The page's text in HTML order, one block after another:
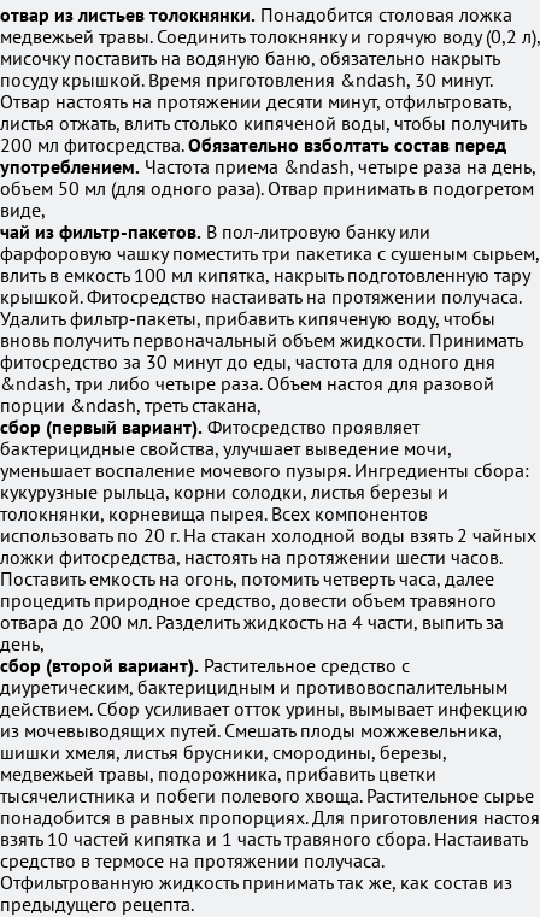
отвар из листьев толокнянки. Понадобится столовая ложка
медвежьей травы. Соединить толокнянку и горячую воду (0,2 л),
мисочку поставить на водяную баню, обязательно накрыть
посуду крышкой. Время приготовления &ndash, 30 минут.
Отвар настоять на протяжении десяти минут, отфильтровать,
листья отжать, влить столько кипяченой воды, чтобы получить
200 мл фитосредства.Обязательно взболтать состав перед
употреблением. Частота приема &ndash, четыре раза на день,
объем 50 мл (для одного раза). Отвар принимать в подогретом
виде,
чай из фильтр-пакетов. В пол-литровую банку или
фарфоровую чашку поместить три пакетика с сушеным сырьем,
влить в емкость 100 мл кипятка, накрыть подготовленную тару
крышкой. Фитосредство настаивать на протяжении получаса.
Удалить фильтр-пакеты, прибавить кипяченую воду, чтобы
вновь получить первоначальный объем жидкости. Принимать
фитосредство за 30 минут до еды, частота для одного дня
&ndash, три либо четыре раза. Объем настоя для разовой
порции &ndash, треть стакана,
сбор (первый вариант). Фитосредство проявляет
бактерицидные свойства, улучшает выведение мочи,
уменьшает воспаление мочевого пузыря. Ингредиенты сбора:
кукурузные рыльца, корни солодки, листья березы и
толокнянки, корневища пырея. Всех компонентов
использовать по 20 г. На стакан холодной воды взять 2 чайных
ложки фитосредства, настоять на протяжении шести часов.
Поставить емкость на огонь, потомить четверть часа, далее
процедить природное средство, довести объем травяного
отвара до 200 мл. Разделить жидкость на 4 части, выпить за
день,
сбор (второй вариант). Растительное средство с
диуретическим, бактерицидным и противовоспалительным
действием. Сбор усиливает отток урины, вымывает инфекцию
из мочевыводящих путей. Смешать плоды можжевельника,
шишки хмеля, листья брусники, смородины, березы,
медвежьей травы, подорожника, прибавить цветки
тысячелистника и побеги полевого хвоща. Растительное сырье
понадобится в равных пропорциях. Для приготовления настоя
взять 10 частей кипятка и 1 часть травяного сбора. Настаивать
средство в термосе на протяжении получаса.
Отфильтрованную жидкость принимать так же, как состав из
предыдущего рецепта.